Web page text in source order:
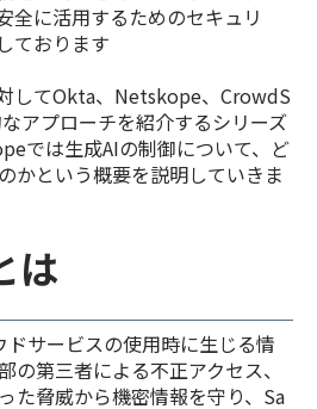
全に活用するためのセキュリ
ております
してOkta、Netskope、CrowdS
アプローチを紹介するシリーズ
では生成AIの制御について、ど
かという概要を説明していきま
は
サービスの使用時に生じる情
の第三者による不正アクセス、
た脅威から機密情報を守り、Sa